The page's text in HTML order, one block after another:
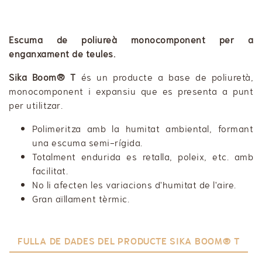
Escuma de poliureà monocomponent per a
enganxament de teules.
Sika Boom® T és un producte a base de poliuretà,
monocomponent i expansiu que es presenta a punt
per utilitzar.
Polimeritza amb la humitat ambiental, formant
una escuma semi-rígida.
Totalment endurida es retalla, poleix, etc. amb
facilitat.
No li afecten les variacions d'humitat de l'aire.
Gran aïllament tèrmic.
FULLA DE DADES DEL PRODUCTE SIKA BOOM® T